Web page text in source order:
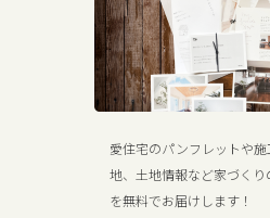
愛住宅のパンフレットや
地、土地情報など家づく
を無料でお届けします！